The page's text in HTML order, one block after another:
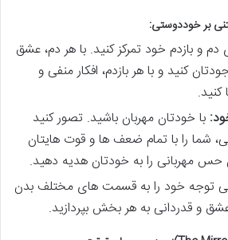
بر خوددوستی:
دم و بازدم خود تمرکز کنید. با هر دم، عشق
کنید و با هر بازدم، افکار منفی و
با خودتان مهربان باشید. تصور کنید
را با تمام ضعف ها و قوت هایتان
مهربانی را به خودتان هدیه دهید.
توجه خود را به قسمت های مختلف بدن
و قدردانی به هر بخش بپردازید.